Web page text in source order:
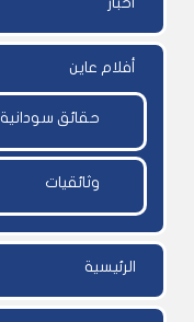
أفلام عاين
حقائق سودانية
وثائقيات
الرئيسية